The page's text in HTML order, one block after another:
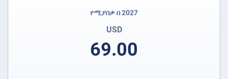
የሚያበቃ በ 2027
USD
69.00